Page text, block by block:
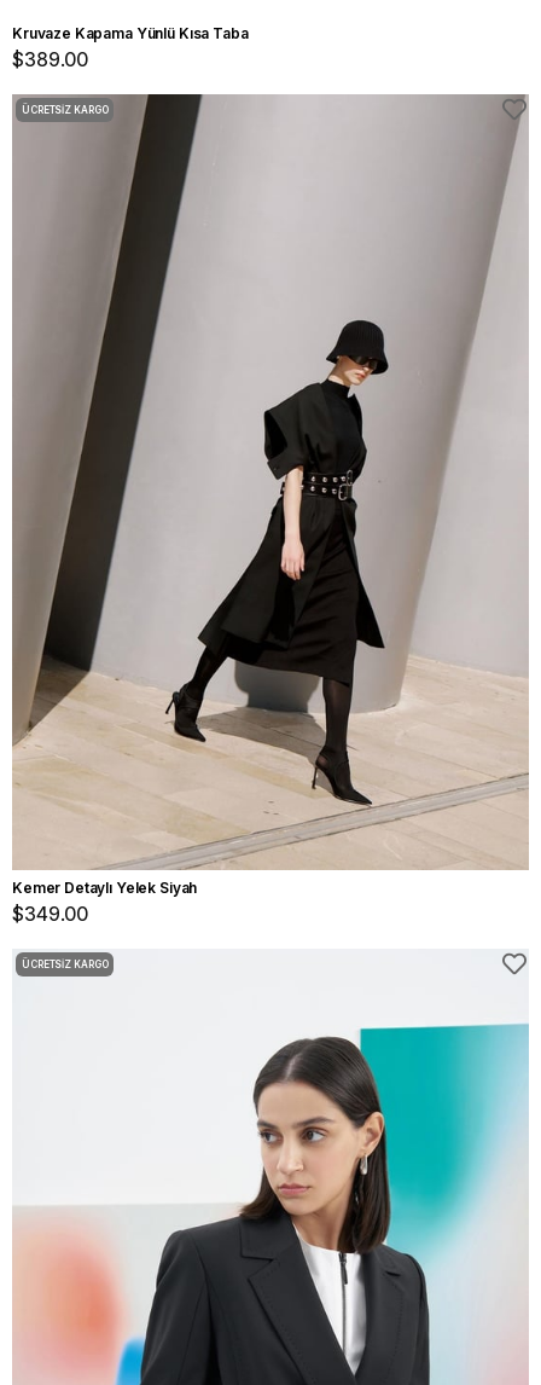
Kruvaze Kapama Yünlü Kısa Taba
$389.00
Kemer Detaylı Yelek Siyah
$349.00
ÜCRETSIZ KARGO
ÜCRETSIZ KARGO